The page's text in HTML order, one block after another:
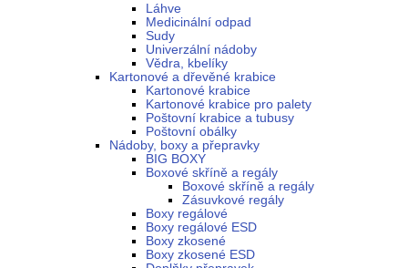
Láhve
Medicinální odpad
Sudy
Univerzální nádoby
Vědra, kbelíky
Kartonové a dřevěné krabice
Kartonové krabice
Kartonové krabice pro palety
Poštovní krabice a tubusy
Poštovní obálky
Nádoby, boxy a přepravky
BIG BOXY
Boxové skříně a regály
Boxové skříně a regály
Zásuvkové regály
Boxy regálové
Boxy regálové ESD
Boxy zkosené
Boxy zkosené ESD